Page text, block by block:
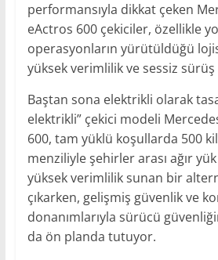
performansıyla dikkat çeken
eActros 600 çekiciler, özellikle
operasyonların yürütüldüğü
yüksek verimlilik ve sessiz
Baştan sona elektrikli olarak
elektrikli” çekici modeli
600, tam yüklü koşullarda 500
menziliyle şehirler arası ağır yük
yüksek verimlilik sunan bir
çıkarken, gelişmiş güvenlik ve
donanımlarıyla sürücü
da ön planda tutuyor.